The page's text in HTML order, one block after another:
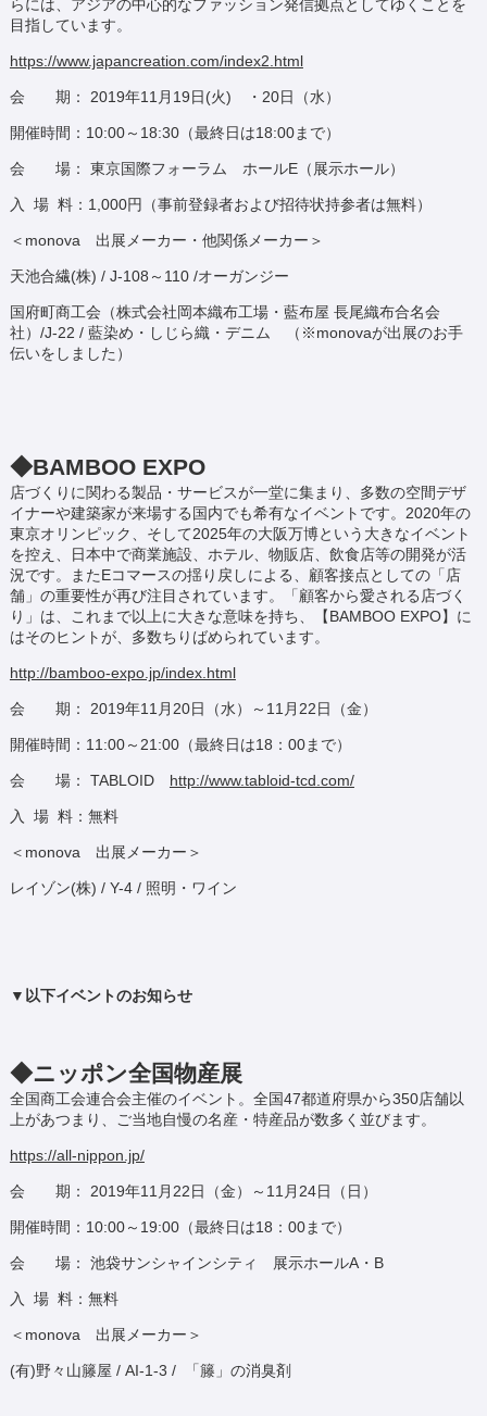
らには、アジアの中心的なファッション発信拠点としてゆくことを
目指しています。
https://www.japancreation.com/index2.html
会 期： 2019年11月19日(火) ・20日（水）
開催時間：10:00～18:30（最終日は18:00まで）
会 場： 東京国際フォーラム ホールE（展示ホール）
入 場 料：1,000円（事前登録者および招待状持参者は無料）
＜monova 出展メーカー・他関係メーカー＞
天池合繊(株) / J-108～110 /オーガンジー
国府町商工会（株式会社岡本織布工場・藍布屋 長尾織布合名会
社）/J-22 / 藍染め・しじら織・デニム （※monovaが出展のお手
伝いをしました）
◆BAMBOO EXPO
店づくりに関わる製品・サービスが一堂に集まり、多数の空間デザ
イナーや建築家が来場する国内でも希有なイベントです。2020年の
東京オリンピック、そして2025年の大阪万博という大きなイベント
を控え、日本中で商業施設、ホテル、物販店、飲食店等の開発が活
況です。またEコマースの揺り戻しによる、顧客接点としての「店
舗」の重要性が再び注目されています。「顧客から愛される店づく
り」は、これまで以上に大きな意味を持ち、【BAMBOO EXPO】に
はそのヒントが、多数ちりばめられています。
http://bamboo-expo.jp/index.html
会 期： 2019年11月20日（水）～11月22日（金）
開催時間：11:00～21:00（最終日は18：00まで）
会 場： TABLOID http://www.tabloid-tcd.com/
入 場 料：無料
＜monova 出展メーカー＞
レイゾン(株) / Y-4 / 照明・ワイン
▼以下イベントのお知らせ
◆ニッポン全国物産展
全国商工会連合会主催のイベント。全国47都道府県から350店舗以
上があつまり、ご当地自慢の名産・特産品が数多く並びます。
https://all-nippon.jp/
会 期： 2019年11月22日（金）～11月24日（日）
開催時間：10:00～19:00（最終日は18：00まで）
会 場： 池袋サンシャインシティ 展示ホールA・B
入 場 料：無料
＜monova 出展メーカー＞
(有)野々山籐屋 / AI-1-3 / 「籐」の消臭剤